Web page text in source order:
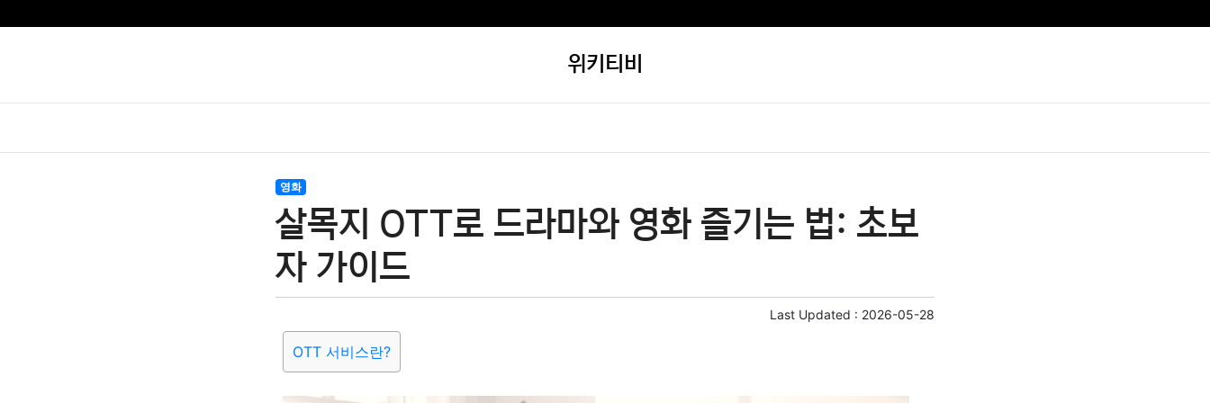
위키티비
영화
살목지 OTT로 드라마와 영화 즐기는 법: 초보
자 가이드
Last Updated : 2026-05-28
OTT 서비스란?